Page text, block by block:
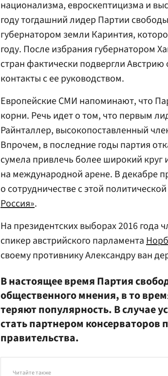
национализма, евроскептицизма и
году тогдашний лидер Партии свободы
губернатором земли Каринтия,
году. После избрания губернатором
стран фактически подвергли
контакты с ее руководством.
Европейские СМИ напоминают, что
корни. Речь идет о том, что первым
Райнталлер, высокопоставленный
Впрочем, в последние годы партия
сумела привлечь более широкий
на международной арене. В декабре
о сотрудничестве с этой
Россия».
На президентских выборах 2016 года
спикер австрийского парламента
своему противнику Александру ван
В настоящее время Партия
общественного мнения, в то
теряют популярность. В случае
стать партнером
правительства.
Читайте также